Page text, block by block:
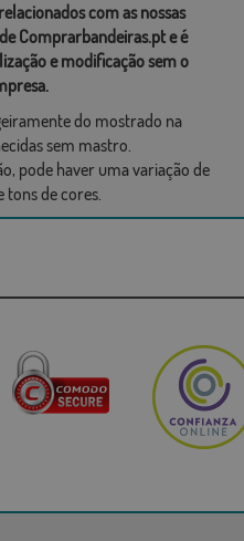
com as nossas
Comprarbandeiras.pt e é
e modificação sem o
do mostrado na
sem mastro.
pode haver uma variação de
tons de cores.